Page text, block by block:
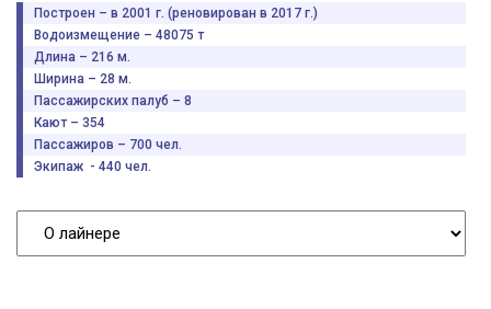
Построен – в 2001 г. (реновирован в 2017 г.)
Водоизмещение – 48075 т
Длина – 216 м.
Ширина – 28 м.
Пассажирских палуб – 8
Кают – 354
Пассажиров – 700 чел.
Экипаж - 440 чел.